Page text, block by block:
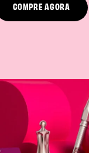
COMPRE AGORA